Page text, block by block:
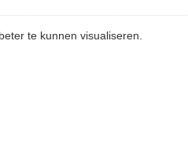
te kunnen visualiseren.